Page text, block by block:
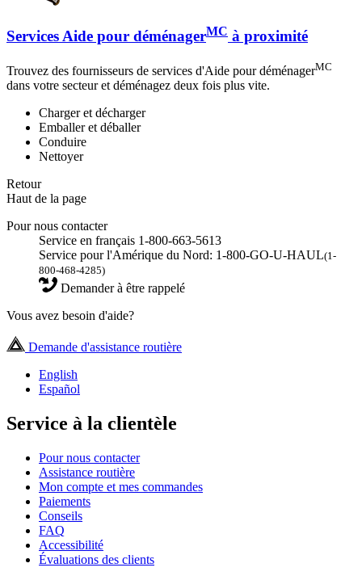
Services Aide pour déménagerMC à proximité
Trouvez des fournisseurs de services d'Aide pour déménagerMC
dans votre secteur et déménagez deux fois plus vite.
Charger et décharger
Emballer et déballer
Conduire
Nettoyer
Retour
Haut de la page
Pour nous contacter
Service en français 1-800-663-5613
Service pour l'Amérique du Nord: 1-800-GO-U-HAUL(1-
800-468-4285)
Demander à être rappelé
Vous avez besoin d'aide?
Demande d'assistance routière
English
Español
Service à la clientèle
Pour nous contacter
Assistance routière
Mon compte et mes commandes
Paiements
Conseils
FAQ
Accessibilité
Évaluations des clients